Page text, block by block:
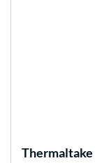
Thermaltake